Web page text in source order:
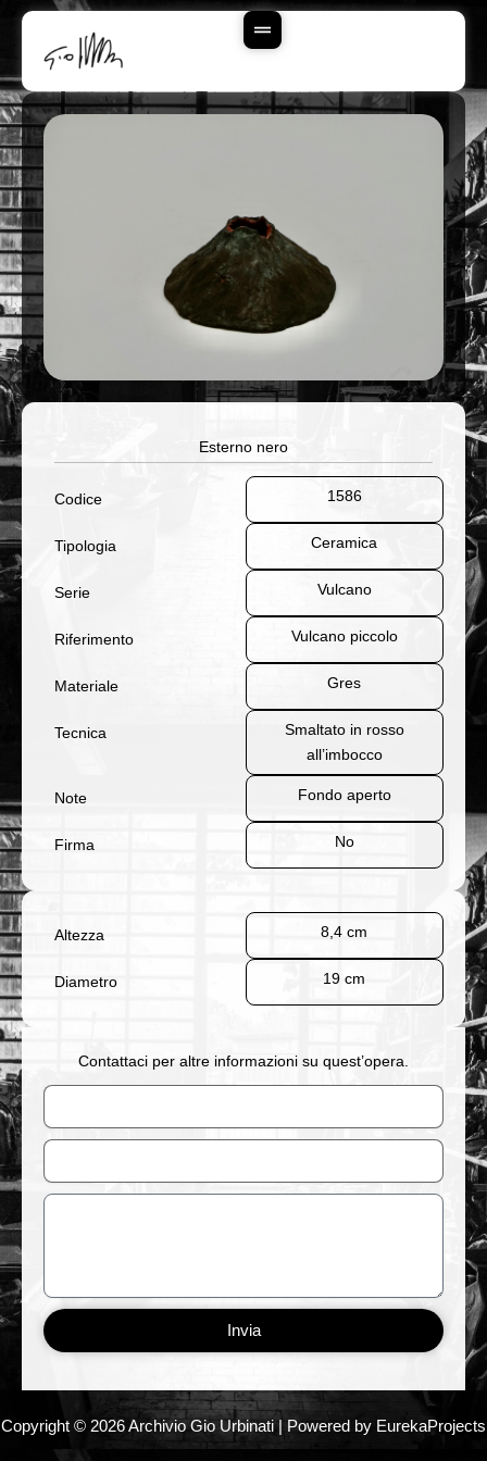
Contenuto
Esterno nero
Codice 1586
Tipologia Ceramica
Serie Vulcano
Riferimento Vulcano piccolo
Materiale Gres
Tecnica
Smaltato in rosso
all’imbocco
Note Fondo aperto
Firma No
Altezza 8,4 cm
Diametro 19 cm
Contattaci per altre informazioni su quest’opera.
Nome
Email
Messaggio
Invia
Copyright © 2026 Archivio Gio Urbinati | Powered by EurekaProjects